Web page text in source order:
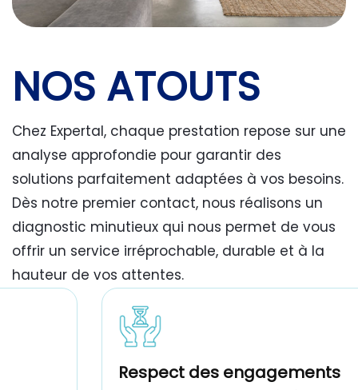
NOS ATOUTS
Chez Expertal, chaque prestation repose sur une
analyse approfondie pour garantir des
solutions parfaitement adaptées à vos besoins.
Dès notre premier contact, nous réalisons un
diagnostic minutieux qui nous permet de vous
offrir un service irréprochable, durable et à la
hauteur de vos attentes.
travaux de peinture bâtiment Tunisie
Respect des engagements